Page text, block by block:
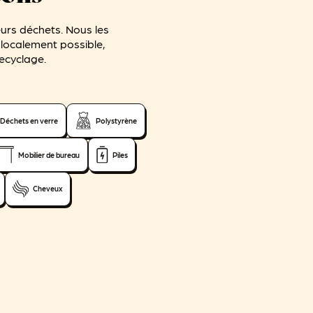
déchets. Nous les
possible,
Déchets en verre Polystyrène
Mobilier de bureau Piles
Cheveux